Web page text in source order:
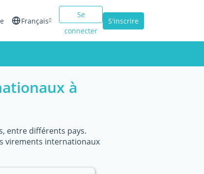
Français
Italiano
Se
connecter
S'inscrire
à
entre différents pays.
virements internationaux